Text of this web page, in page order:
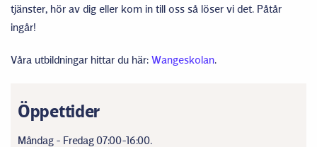
tjänster, hör av dig eller kom in till oss så löser vi det. Påtår
ingår!
Våra utbildningar hittar du här: Wangeskolan.
Öppettider
Måndag - Fredag 07:00-16:00.